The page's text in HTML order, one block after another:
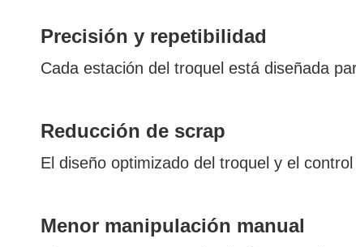
Precisión y repetibilidad
Cada estación del troquel está diseñada
Reducción de scrap
El diseño optimizado del troquel y el
Menor manipulación manual